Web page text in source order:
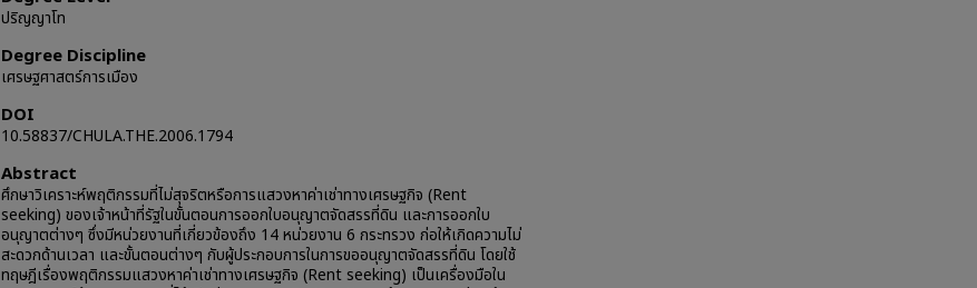
ปริญญาโท
Degree Discipline
เศรษฐศาสตร์การเมือง
DOI
10.58837/CHULA.THE.2006.1794
Abstract
ศึกษาวิเคราะห์พฤติกรรมที่ไม่สุจริตหรือการแสวงหาค่าเช่าทางเศรษฐกิจ (Rent
seeking) ของเจ้าหน้าที่รัฐในขั้นตอนการออกใบอนุญาตจัดสรรที่ดิน และการออกใบ
อนุญาตต่างๆ ซึ่งมีหน่วยงานที่เกี่ยวข้องถึง 14 หน่วยงาน 6 กระทรวง ก่อให้เกิดความไม่
สะดวกด้านเวลา และขั้นตอนต่างๆ กับผู้ประกอบการในการขออนุญาตจัดสรรที่ดิน โดยใช้
ทฤษฎีเรื่องพฤติกรรมแสวงหาค่าเช่าทางเศรษฐกิจ (Rent seeking) เป็นเครื่องมือใน